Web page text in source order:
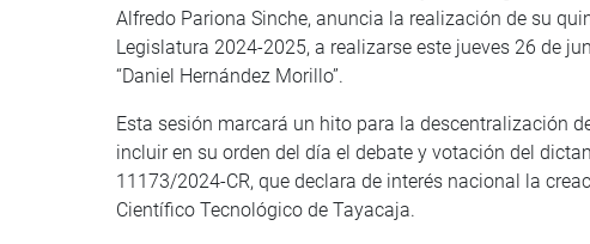
Alfredo Pariona Sinche, anuncia la realización de su
Legislatura 2024-2025, a realizarse este jueves 26 de
“Daniel Hernández Morillo”.
Esta sesión marcará un hito para la descentralización
incluir en su orden del día el debate y votación del
11173/2024-CR, que declara de interés nacional la
Científico Tecnológico de Tayacaja.